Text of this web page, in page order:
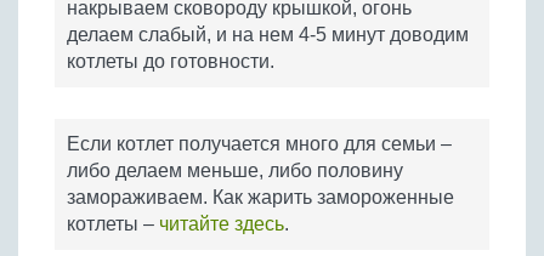
накрываем сковороду крышкой, огонь
делаем слабый, и на нем 4-5 минут доводим
котлеты до готовности.
Если котлет получается много для семьи –
либо делаем меньше, либо половину
замораживаем. Как жарить замороженные
котлеты – читайте здесь.